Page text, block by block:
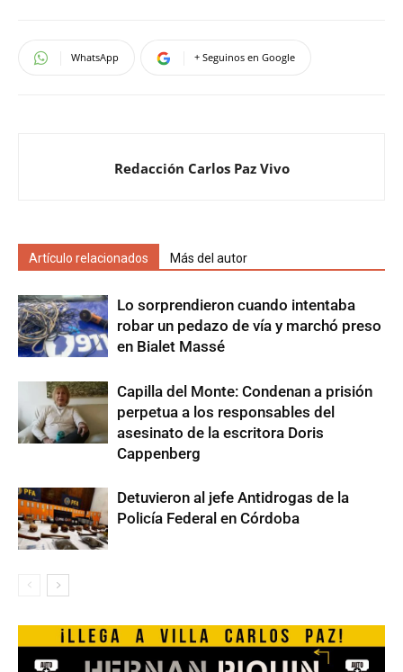
WhatsApp + Seguinos en Google
Redacción Carlos Paz Vivo
Artículo relacionados Más del autor
Lo sorprendieron cuando intentaba
robar un pedazo de vía y marchó preso
en Bialet Massé
Capilla del Monte: Condenan a prisión
perpetua a los responsables del
asesinato de la escritora Doris
Cappenberg
Detuvieron al jefe Antidrogas de la
Policía Federal en Córdoba